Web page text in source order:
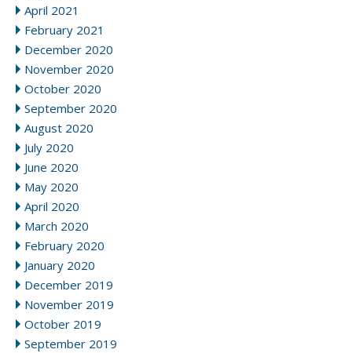
April 2021
February 2021
December 2020
November 2020
October 2020
September 2020
August 2020
July 2020
June 2020
May 2020
April 2020
March 2020
February 2020
January 2020
December 2019
November 2019
October 2019
September 2019